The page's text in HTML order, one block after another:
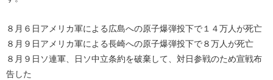
８月６日アメリカ軍による広島への原子爆弾投下で１４万人が死亡
８月９日アメリカ軍による長崎への原子爆弾投下で８万人が死亡
８月９日ソ連軍、日ソ中立条約を破棄して、対日参戦のため宣戦布
告した